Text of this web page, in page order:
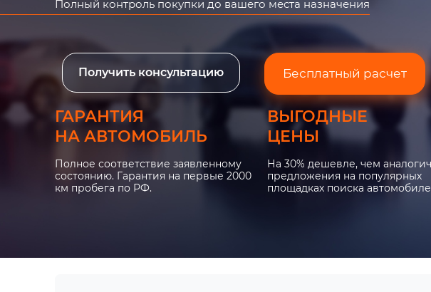
Полный контроль покупки до вашего места назначения
Получить консультацию Бесплатный расчет
ГАРАНТИЯ
НА АВТОМОБИЛЬ
Полное соответствие заявленному
состоянию. Гарантия на первые 2000
км пробега по РФ.
ВЫГОДНЫЕ
ЦЕНЫ
На 30% дешевле, чем
предложения на популярных
площадках поиска